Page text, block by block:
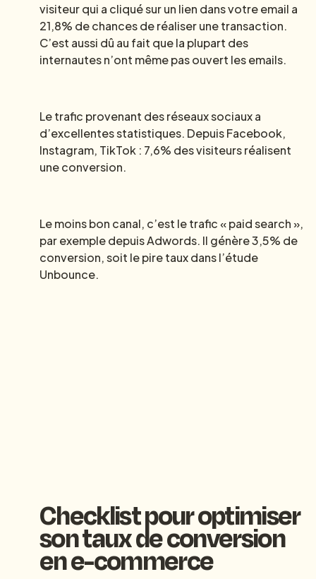
visiteur qui a cliqué sur un lien dans votre email a
21,8% de chances de réaliser une transaction.
C’est aussi dû au fait que la plupart des
internautes n’ont même pas ouvert les emails.
Le trafic provenant des réseaux sociaux a
d’excellentes statistiques. Depuis Facebook,
Instagram, TikTok : 7,6% des visiteurs réalisent
une conversion.
Le moins bon canal, c’est le trafic « paid search »,
par exemple depuis Adwords. Il génère 3,5% de
conversion, soit le pire taux dans l’étude
Unbounce.
Checklist pour optimiser
son taux de conversion
en e-commerce